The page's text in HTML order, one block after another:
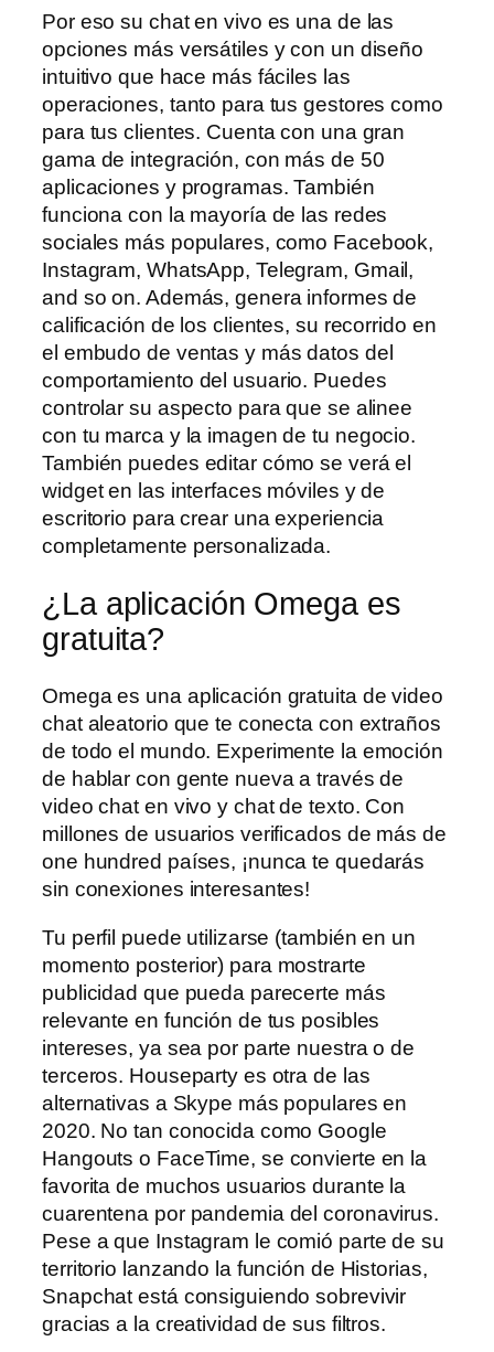
Por eso su chat en vivo es una de las
opciones más versátiles y con un diseño
intuitivo que hace más fáciles las
operaciones, tanto para tus gestores como
para tus clientes. Cuenta con una gran
gama de integración, con más de 50
aplicaciones y programas. También
funciona con la mayoría de las redes
sociales más populares, como Facebook,
Instagram, WhatsApp, Telegram, Gmail,
and so on. Además, genera informes de
calificación de los clientes, su recorrido en
el embudo de ventas y más datos del
comportamiento del usuario. Puedes
controlar su aspecto para que se alinee
con tu marca y la imagen de tu negocio.
También puedes editar cómo se verá el
widget en las interfaces móviles y de
escritorio para crear una experiencia
completamente personalizada.
¿La aplicación Omega es
gratuita?
Omega es una aplicación gratuita de video
chat aleatorio que te conecta con extraños
de todo el mundo. Experimente la emoción
de hablar con gente nueva a través de
video chat en vivo y chat de texto. Con
millones de usuarios verificados de más de
one hundred países, ¡nunca te quedarás
sin conexiones interesantes!
Tu perfil puede utilizarse (también en un
momento posterior) para mostrarte
publicidad que pueda parecerte más
relevante en función de tus posibles
intereses, ya sea por parte nuestra o de
terceros. Houseparty es otra de las
alternativas a Skype más populares en
2020. No tan conocida como Google
Hangouts o FaceTime, se convierte en la
favorita de muchos usuarios durante la
cuarentena por pandemia del coronavirus.
Pese a que Instagram le comió parte de su
territorio lanzando la función de Historias,
Snapchat está consiguiendo sobrevivir
gracias a la creatividad de sus filtros.